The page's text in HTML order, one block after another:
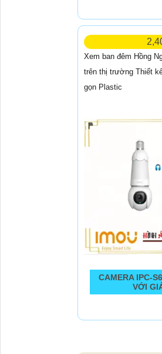
CAMERA IPC-
VỚI
Xem ban đêm Hồng
trên thị trường Thiết
gọn Plastic